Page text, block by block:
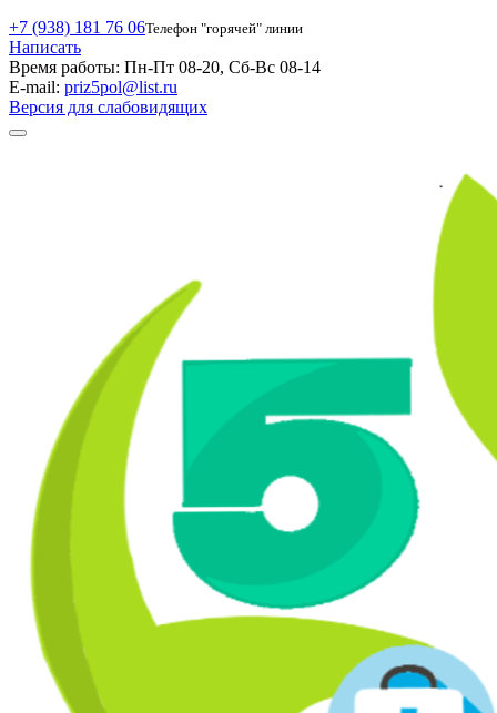
+7 (938) 181 76 06Телефон "горячей" линии
Написать
Время работы: Пн-Пт 08-20, Сб-Вс 08-14
E-mail: priz5pol@list.ru
Версия для слабовидящих